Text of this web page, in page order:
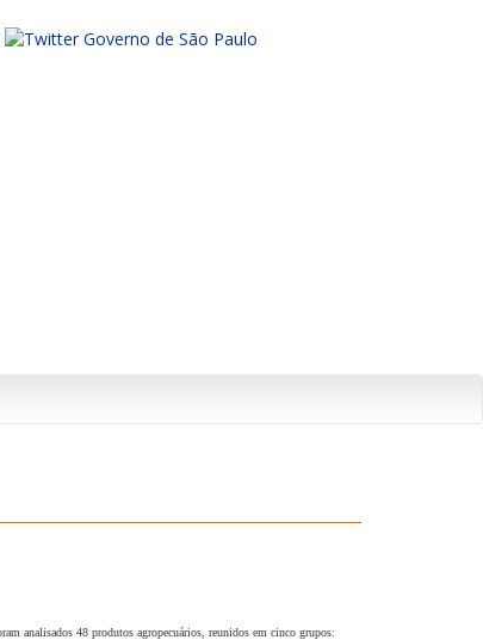
analisados 48 produtos agropecuários, reunidos em cinco grupos: